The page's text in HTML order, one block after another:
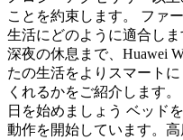
ことを約束します。 ファ
生活にどのように適合し
深夜の休息まで、Huawei
たの生活をよりスマート
くれるかをご紹介します
日を始めましょう ベッド
動作を開始しています。高